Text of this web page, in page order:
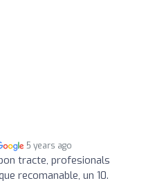
5 years ago
tracte, profesionals
recomanable, un 10.